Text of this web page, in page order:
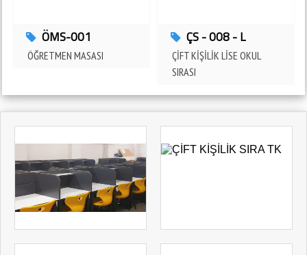
ADANA - ÇUKUROVA
ÖMS-001
ÖĞRETMEN MASASI
ÇS - 008 - L
ÇİFT KİŞİLİK LİSE OKUL
SIRASI